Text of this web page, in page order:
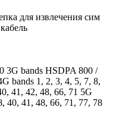
для извлечения сим
3G bands HSDPA 800 /
bands 1, 2, 3, 4, 5, 7, 8,
41, 42, 48, 66, 71 5G
40, 41, 48, 66, 71, 77, 78